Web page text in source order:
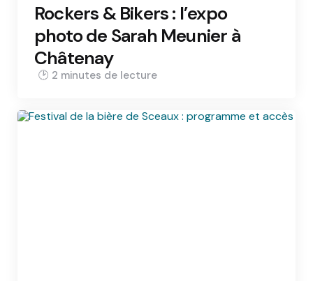
Rockers & Bikers : l’expo
photo de Sarah Meunier à
Châtenay
2 min